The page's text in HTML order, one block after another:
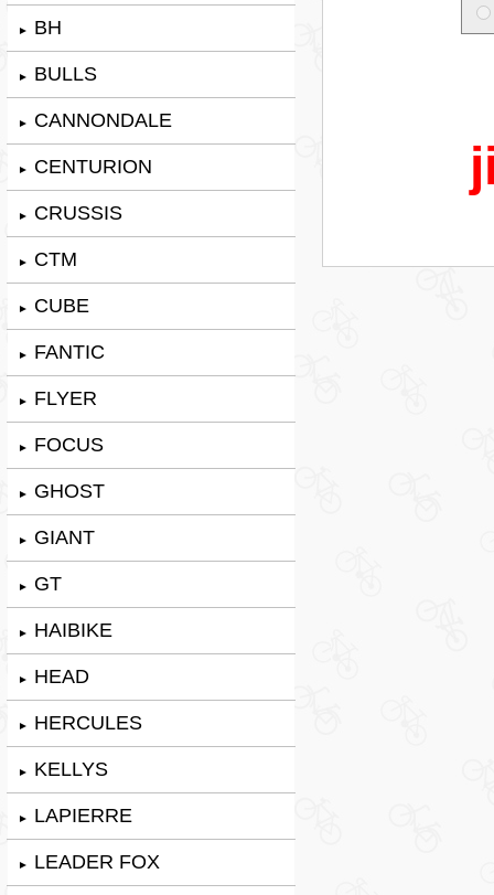
► BH
► BULLS
► CANNONDALE
► CENTURION
► CRUSSIS
► CTM
► CUBE
► FANTIC
► FLYER
► FOCUS
► GHOST
► GIANT
► GT
► HAIBIKE
► HEAD
► HERCULES
► KELLYS
► LAPIERRE
► LEADER FOX